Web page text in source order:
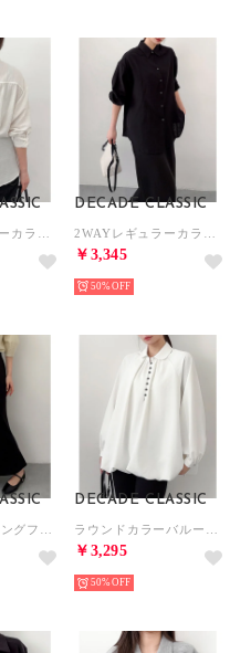
DECADE CLASSIC
￥3,345
50%
DECADE CLASSIC
￥3,295
50%